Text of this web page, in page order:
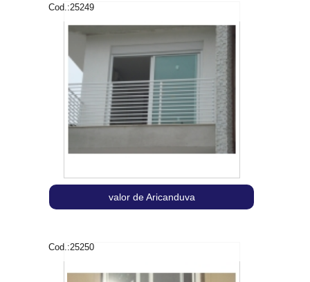
Cod.:25249
valor de Aricanduva
Cod.:25250